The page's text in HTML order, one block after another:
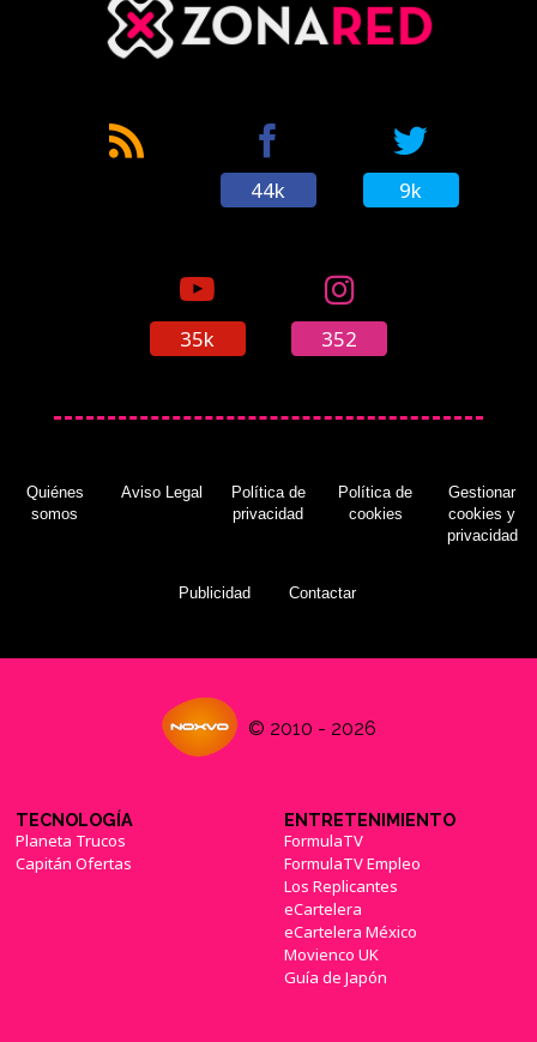
44k 9k
35k 352
Quiénes
somos
Aviso Legal
Política de
privacidad
Política de
cookies
Gestionar
cookies y
privacidad
Publicidad Contactar
© 2010 - 2026
TECNOLOGÍA
Planeta Trucos
Capitán Ofertas
ENTRETENIMIENTO
FormulaTV
FormulaTV Empleo
Los Replicantes
eCartelera
eCartelera México
Movienco UK
Guía de Japón